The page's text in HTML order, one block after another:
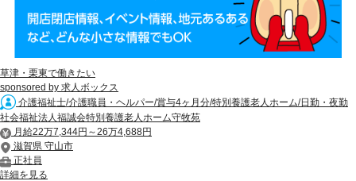
草津・栗東で働きたい
sponsored by 求人ボックス
介護福祉士/介護職員・ヘルパー/賞与4ヶ月分/特別養護老人ホーム/日勤・夜勤
社会福祉法人福誠会特別養護老人ホーム守牧苑
月給22万7,344円～26万4,688円
滋賀県 守山市
正社員
詳細を見る